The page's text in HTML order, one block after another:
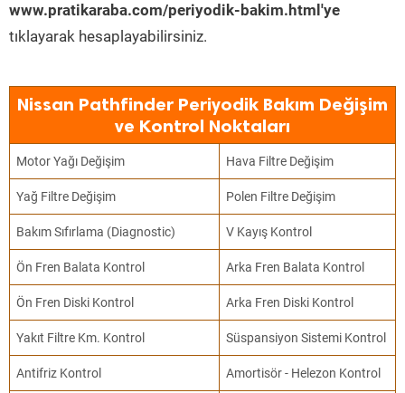
www.pratikaraba.com/periyodik-bakim.html'ye
tıklayarak hesaplayabilirsiniz.
Nissan Pathfinder Periyodik Bakım Değişim
ve Kontrol Noktaları
Motor Yağı Değişim Hava Filtre Değişim
Yağ Filtre Değişim Polen Filtre Değişim
Bakım Sıfırlama (Diagnostic) V Kayış Kontrol
Ön Fren Balata Kontrol Arka Fren Balata Kontrol
Ön Fren Diski Kontrol Arka Fren Diski Kontrol
Yakıt Filtre Km. Kontrol Süspansiyon Sistemi Kontrol
Antifriz Kontrol Amortisör - Helezon Kontrol